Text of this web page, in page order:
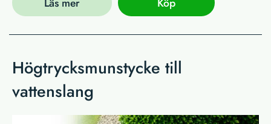
Högtrycksmunstycke till
vattenslang